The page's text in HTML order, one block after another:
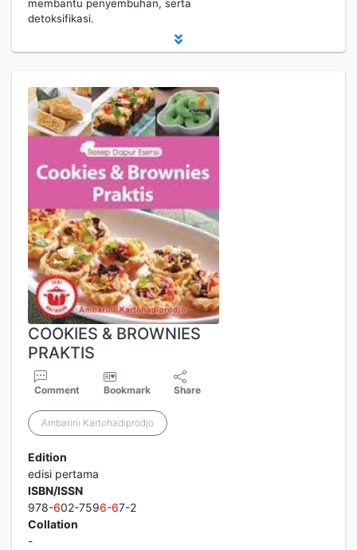
membantu penyembuhan, serta
detoksifikasi.
COOKIES & BROWNIES
PRAKTIS
Comment Bookmark Share
Ambarini Kartohadiprodjo
Edition
edisi pertama
ISBN/ISSN
978-602-7596-67-2
Collation
-